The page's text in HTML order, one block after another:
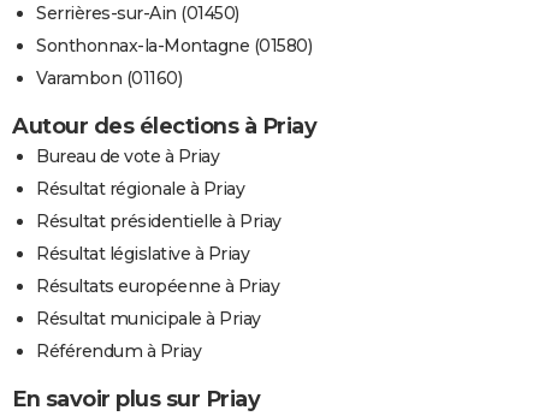
Serrières-sur-Ain (01450)
Sonthonnax-la-Montagne (01580)
Varambon (01160)
Autour des élections à Priay
Bureau de vote à Priay
Résultat régionale à Priay
Résultat présidentielle à Priay
Résultat législative à Priay
Résultats européenne à Priay
Résultat municipale à Priay
Référendum à Priay
En savoir plus sur Priay